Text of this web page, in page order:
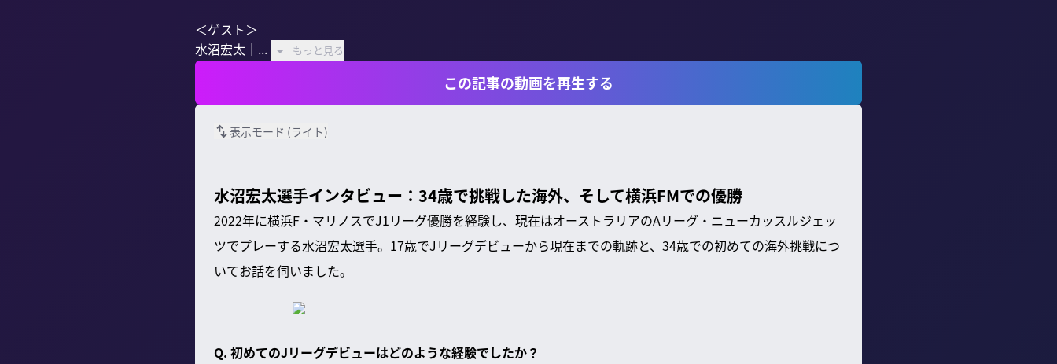
＜ゲスト＞
水沼宏太｜...
もっと見る
この記事の動画を再生する
表示モード (ライト)
水沼宏太選手インタビュー：34歳で挑戦した海外、そして横浜FMでの優勝
2022年に横浜F・マリノスでJ1リーグ優勝を経験し、現在はオーストラリアのAリーグ・ニューカッスルジェッ
ツでプレーする水沼宏太選手。17歳でJリーグデビューから現在までの軌跡と、34歳での初めての海外挑戦につ
いてお話を伺いました。
Q. 初めてのJリーグデビューはどのような経験でしたか？